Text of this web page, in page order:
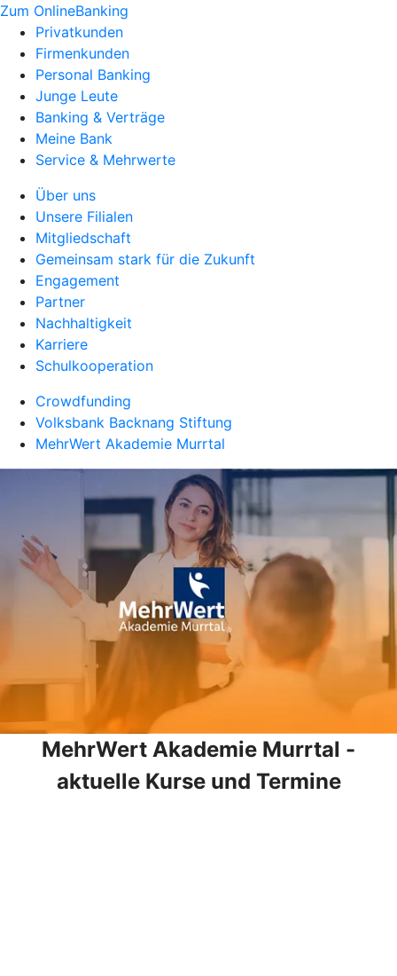
Zum OnlineBanking
Privatkunden
Firmenkunden
Personal Banking
Junge Leute
Banking & Verträge
Meine Bank
Service & Mehrwerte
Über uns
Unsere Filialen
Mitgliedschaft
Gemeinsam stark für die Zukunft
Engagement
Partner
Nachhaltigkeit
Karriere
Schulkooperation
Crowdfunding
Volksbank Backnang Stiftung
MehrWert Akademie Murrtal
MehrWert Akademie Murrtal -
aktuelle Kurse und Termine